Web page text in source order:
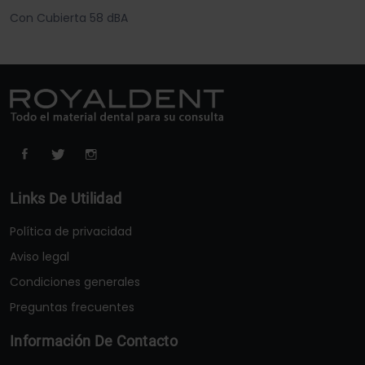
Con Cubierta 58 dBA
Links De Utilidad
Política de privacidad
Aviso legal
Condiciones generales
Preguntas frecuentes
Información De Contacto